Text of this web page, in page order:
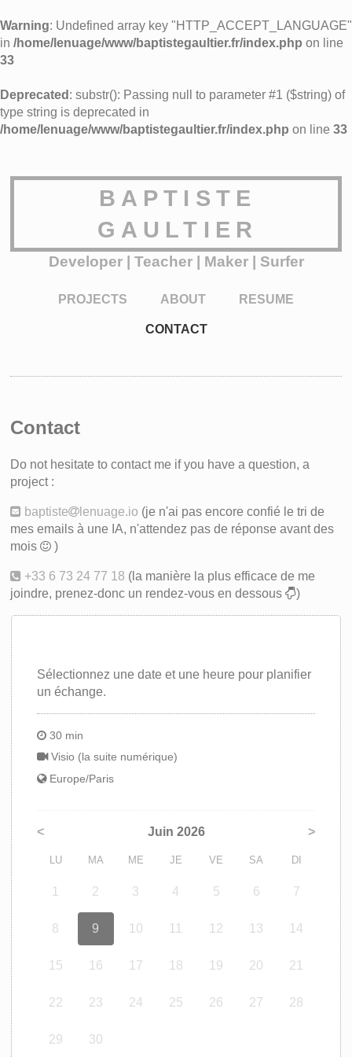
Warning: Undefined array key "HTTP_ACCEPT_LANGUAGE"
in /home/lenuage/www/baptistegaultier.fr/index.php on line
33
Deprecated : substr(): Passing null to parameter #1 ($string) of
type string is deprecated in
/home/lenuage/www/baptistegaultier.fr/index.php on line 33
BAPTISTE
GAULTIER
Developer | Teacher | Maker | Surfer
PROJECTS ABOUT RESUME
CONTACT
Contact
Do not hesitate to contact me if you have a question, a
project :
baptiste lenuage.io (je n'ai pas encore confié le tri de
mes emails à une IA, n'attendez pas de réponse avant des
mois
)
+33 6 73 24 77 18 (la manière la plus efficace de me
joindre, prenez-donc un rendez-vous en dessous
)
Sélectionnez une date et une heure pour planifier
un échange.
30 min
Visio (la suite numérique)
Europe/Paris
< Juin 2026 >
LU MA ME JE VE SA DI
1 2 3 4 5 6 7
8 9 10 11 12 13 14
15 16 17 18 19 20 21
22 23 24 25 26 27 28
29 30